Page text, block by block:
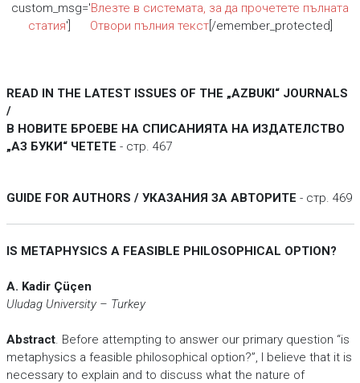
custom_msg='Влезте в системата, за да прочетете пълната
статия'] Отвори пълния текст[/emember_protected]
READ IN THE LATEST ISSUES OF THE „AZBUKI“ JOURNALS
/
В НОВИТЕ БРОЕВЕ НА СПИСАНИЯТА НА ИЗДАТЕЛСТВО
„АЗ БУКИ“ ЧЕТЕТЕ - стр. 467
GUIDE FOR AUTHORS / УКАЗАНИЯ ЗА АВТОРИТЕ - стр. 469
IS METAPHYSICS A FEASIBLE PHILOSOPHICAL OPTION?
A. Kadir Çüçen
Uludag University – Turkey
Abstract. Before attempting to answer our primary question “is
metaphysics a feasible philosophical option?”, I believe that it is
necessary to explain and to discuss what the nature of